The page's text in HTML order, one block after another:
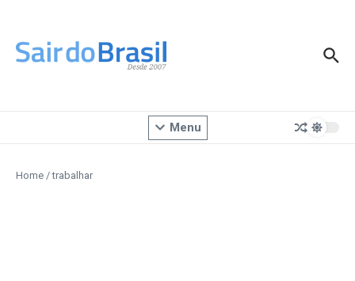
Menu
Home /trabalhar